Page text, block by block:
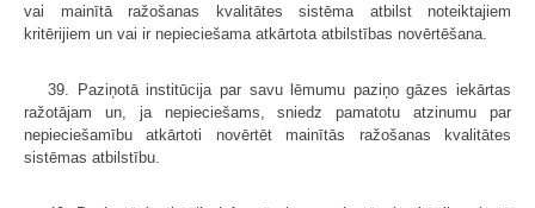
vai mainītā ražošanas kvalitātes sistēma atbilst noteiktajiem
kritērijiem un vai ir nepieciešama atkārtota atbilstības novērtēšana.
39. Paziņotā institūcija par savu lēmumu paziņo gāzes iekārtas
ražotājam un, ja nepieciešams, sniedz pamatotu atzinumu par
nepieciešamību atkārtoti novērtēt mainītās ražošanas kvalitātes
sistēmas atbilstību.